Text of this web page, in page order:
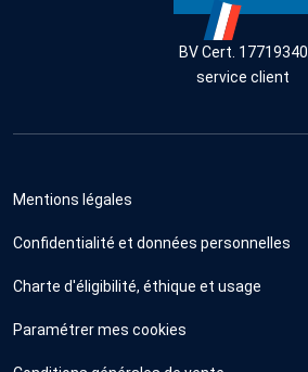
BV Cert. 17719340
service client
Mentions légales
Confidentialité et données personnelles
Charte d'éligibilité, éthique et usage
Paramétrer mes cookies